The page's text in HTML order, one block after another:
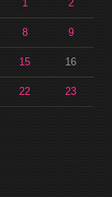
1 2
8 9
15 16
22 23